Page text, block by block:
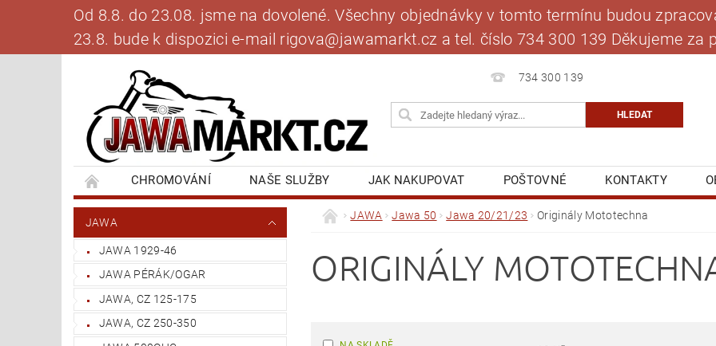
Od 8.8. do 23.08. jsme na dovolené. Všechny objednávky v tomto termínu budou
23.8. bude k dispozici e-mail rigova@jawamarkt.cz a tel. číslo 734 300 139 Děkujeme za
734 300 139
CHROMOVÁNÍ NAŠE SLUŽBY JAK NAKUPOVAT POŠTOVNÉ KONTAKTY
BANKOVNÍ SPOJENÍ
NAPIŠTE NÁM BLOG MOJE OBJEDNÁVKA
JAWA
JAWA 1929-46
JAWA PÉRÁK/OGAR
JAWA, CZ 125-175
JAWA, CZ 250-350
JAWA Jawa 50 Jawa 20/21/23 Originály Mototechna
ORIGINÁLY